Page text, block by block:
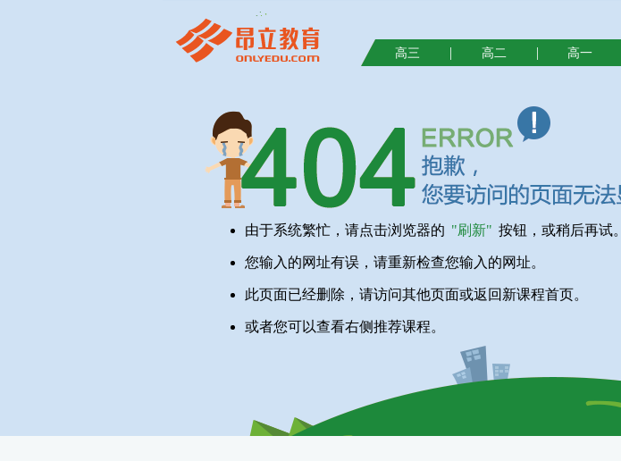
高三 | 高二 | 高一
由于系统繁忙，请点击浏览器的 "刷新" 按钮，或稍后再试。
您输入的网址有误，请重新检查您输入的网址。
此页面已经删除，请访问其他页面或返回新课程首页。
或者您可以查看右侧推荐课程。